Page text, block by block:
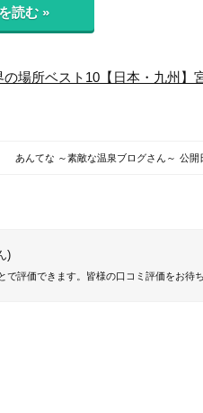
読む »
場所ベスト10【日本・九州】
あんてな ～素敵な温泉ブログさん～ 公開
)
で評価できます。皆様の口コミ評価をお待